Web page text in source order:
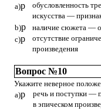
a)p
обусловленность
искусства —
b)p
наличие сюжета —
c)p
отсутствие
произведения
Вопрос №10
Укажите неверное
a)p
речь и поступки —
в эпическом